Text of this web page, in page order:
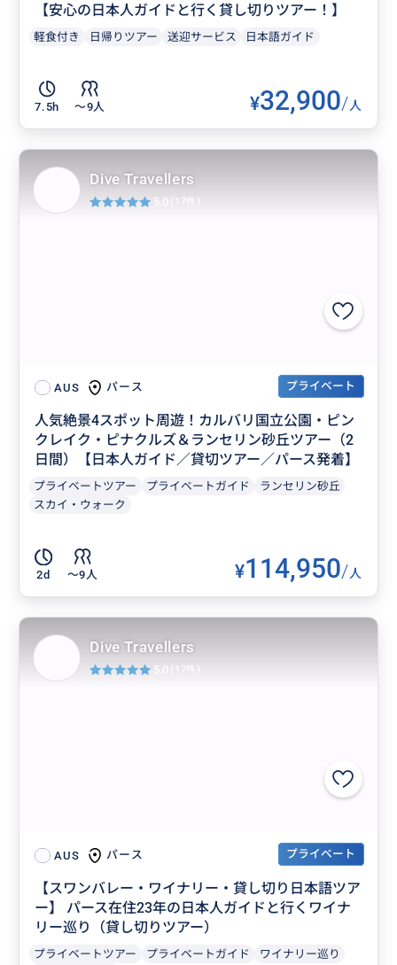
【安心の日本人ガイドと行く貸し切りツアー！】
軽食付き 日帰りツアー 送迎サービス 日本語ガイド
7.5h 〜9人 ¥32,900/人
AUS パース プライベート
人気絶景4スポット周遊！カルバリ国立公園・ピン
クレイク・ピナクルズ＆ランセリン砂丘ツアー（2
日間）【日本人ガイド／貸切ツアー／パース発着】
プライベートツアー プライベートガイド
ランセリン砂丘
スカイ・ウォーク
2d 〜9人 ¥114,950/人
Dive Travellers
5.0 (17件)
AUS パース プライベート
【スワンバレー・ワイナリー・貸し切り日本語ツア
ー】 パース在住23年の日本人ガイドと行くワイナ
リー巡り（貸し切りツアー）
プライベートツアー プライベートガイド
ワイナリー巡り
Dive Travellers
5.0 (17件)